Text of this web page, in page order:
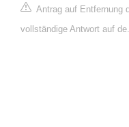
Antrag auf Entfernung
vollständige Antwort auf